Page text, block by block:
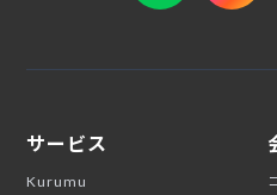
サービス
Kurumu